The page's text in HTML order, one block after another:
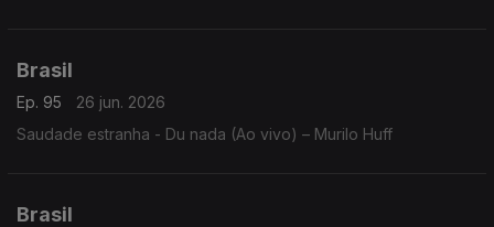
Brasil
Ep. 95
26 jun. 2026
Saudade estranha - Du nada (Ao vivo) – Murilo Huff
Brasil